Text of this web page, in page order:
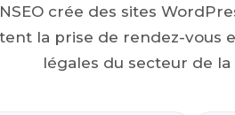
crée des sites
la prise de rendez-vous
légales du secteur de la